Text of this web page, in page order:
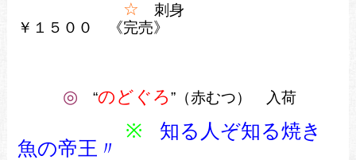
☆ 刺身
￥１５００ 《完売》
◎ “のどぐろ”（赤むつ） 入荷
※ 知る人ぞ知る焼き
魚の帝王〃